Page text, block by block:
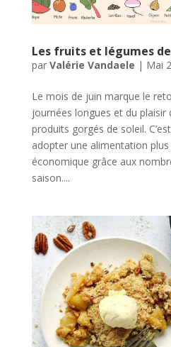
Les fruits et légumes
par Valérie Vandaele | Mai
Le mois de juin marque le
journées longues et du plaisir
produits gorgés de soleil.
adopter une alimentation
économique grâce aux
saison....